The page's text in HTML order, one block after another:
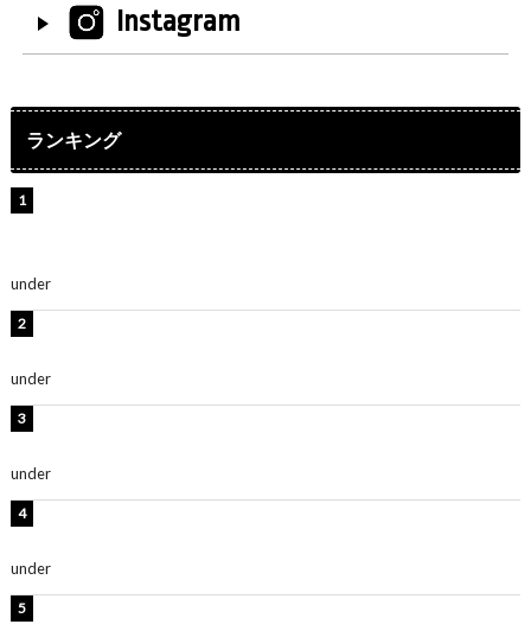
Instagram
ランキング
under
under
under
under